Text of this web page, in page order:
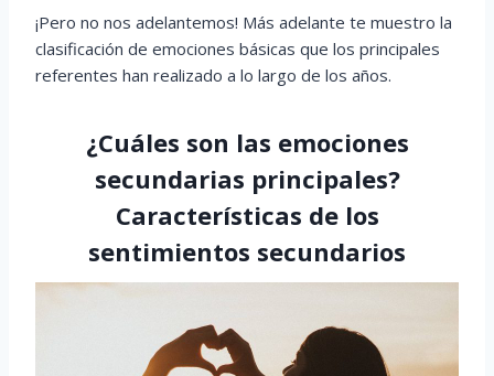
¡Pero no nos adelantemos! Más adelante te muestro la
clasificación de emociones básicas que los principales
referentes han realizado a lo largo de los años.
¿Cuáles son las emociones
secundarias principales?
Características de los
sentimientos secundarios